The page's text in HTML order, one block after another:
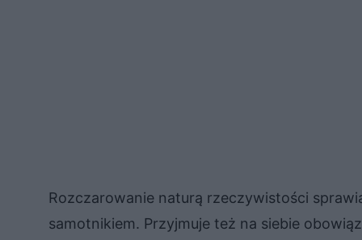
Rozczarowanie naturą rzeczywistości
samotnikiem. Przyjmuje też na siebie